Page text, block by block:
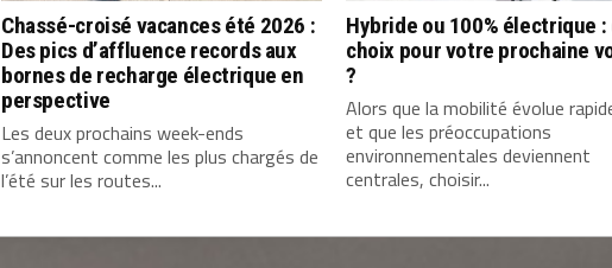
Chassé-croisé vacances été 2026 :
Des pics d’affluence records aux
bornes de recharge électrique en
perspective
Les deux prochains week-ends
s’annoncent comme les plus chargés de
l’été sur les routes...
Hybride ou 100% électrique :
choix pour votre prochaine
?
Alors que la mobilité évolue
et que les préoccupations
environnementales deviennent
centrales, choisir...